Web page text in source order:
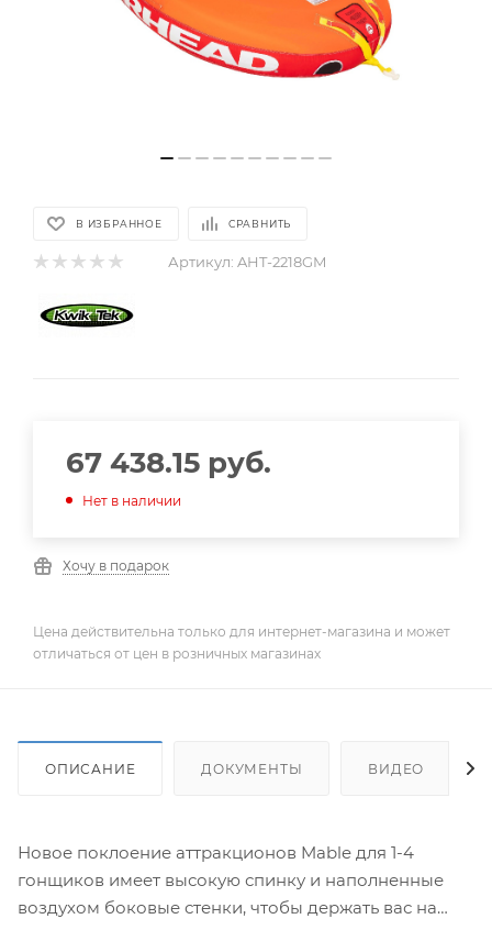
В ИЗБРАННОЕ СРАВНИТЬ
Артикул: AHT-2218GM
67 438.15 руб.
Нет в наличии
Хочу в подарок
Цена действительна только для интернет-магазина и может
отличаться от цен в розничных магазинах
ОПИСАНИЕ ДОКУМЕНТЫ ВИДЕО
Новое поклоение аттракционов Mable для 1-4
гонщиков имеет высокую спинку и наполненные
воздухом боковые стенки, чтобы держать вас на